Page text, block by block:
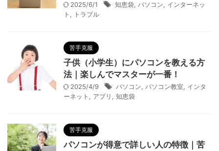
2025/6/1 知恵袋, パソコン, インターネッ
ト , トラブル
苦手克服
子供（小学生）にパソコンを教える方
法｜楽しんでマスターが一番！
2025/4/9 パソコン, パソコン教室, インタ
ーネット , アプリ , 知恵袋
苦手克服
パソコンが得意で詳しい人の特徴｜苦